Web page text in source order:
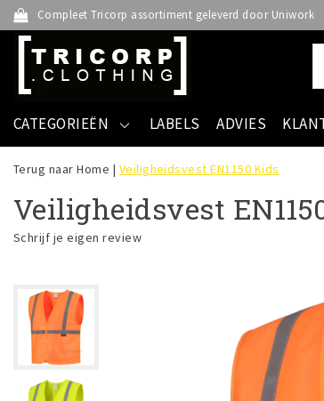
Compleet Tricorp assortiment geleverd door Uniwork
CATEGORIEËN LABELS ADVIES
Terug naar Home | Veiligheidsvest EN1150 Kids
Veiligheidsvest
Schrijf je eigen review